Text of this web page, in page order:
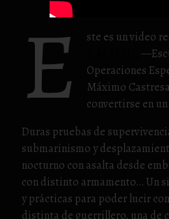
E
ste es un video
Operaciones
Máximo
convertirse en un
Duras pruebas de
submarinismo y
nocturno con asalta desde
con distinto armamento… Un
y prácticas para poder lucir
distinta de guerrillero, una de